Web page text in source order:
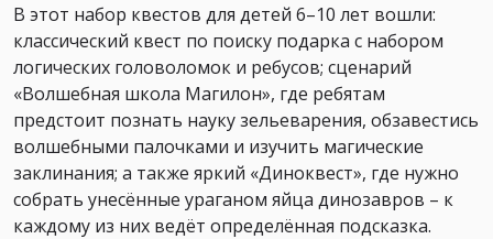
В этот набор квестов для детей 6–10 лет вошли:
классический квест по поиску подарка с набором
логических головоломок и ребусов; сценарий
«Волшебная школа Магилон», где ребятам
предстоит познать науку зельеварения, обзавестись
волшебными палочками и изучить магические
заклинания; а также яркий «Диноквест», где нужно
собрать унесённые ураганом яйца динозавров – к
каждому из них ведёт определённая подсказка.